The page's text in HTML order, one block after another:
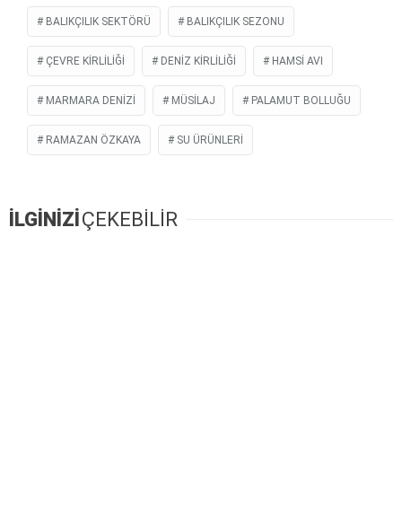
BALIKÇILIK SEKTÖRÜ BALIKÇILIK SEZONU
ÇEVRE KIRLILIĞI DENIZ KIRLILIĞI HAMSI AVI
MARMARA DENIZI MÜSILAJ PALAMUT BOLLUĞU
RAMAZAN ÖZKAYA SU ÜRÜNLERI
İLGİNİZİÇEKEBİLİR